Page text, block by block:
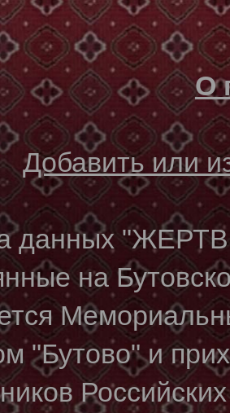
О
Добавить или
данных
на
"Бутово" и